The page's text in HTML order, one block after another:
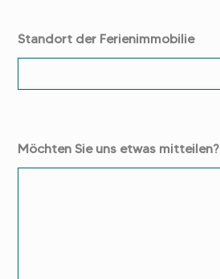
Standort der Ferienimmobilie
Möchten Sie uns etwas mitteilen?